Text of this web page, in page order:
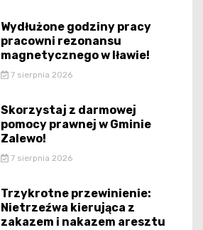
Wydłużone godziny pracy
pracowni rezonansu
magnetycznego w Iławie!
7 sierpnia 2026
Skorzystaj z darmowej
pomocy prawnej w Gminie
Zalewo!
7 sierpnia 2026
Trzykrotne przewinienie:
Nietrzeźwa kierująca z
zakazem i nakazem aresztu